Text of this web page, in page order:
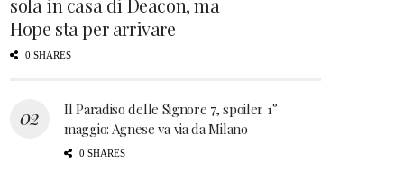
Hope sta per arrivare
0 SHARES
Il Paradiso delle Signore 7, spoiler 1°
maggio: Agnese va via da Milano
0 SHARES